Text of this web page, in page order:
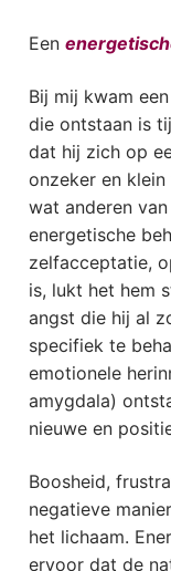
Een
Bij mij kwam
die ontstaan is
dat hij zich op
onzeker en
wat anderen
energetische
zelfacceptatie,
is, lukt het hem
angst die hij al
specifiek te
emotionele
amygdala)
nieuwe en
Boosheid,
negatieve
het lichaam.
ervoor dat de